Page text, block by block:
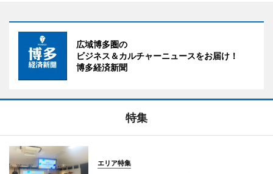
広域博多圏の
ビジネス＆カルチャーニュースをお届け！
博多経済新聞
特集
エリア特集